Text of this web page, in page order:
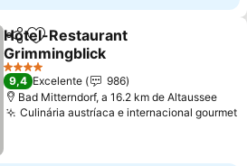
PartilharAdicionar aos favoritos
Hotel-Restaurant
Grimmingblick
Ver preços
4 Estrelas
9,4 Excelente
986
Bad Mitterndorf, a 16.2 km de Altaussee
Culinária austríaca e internacional gourmet